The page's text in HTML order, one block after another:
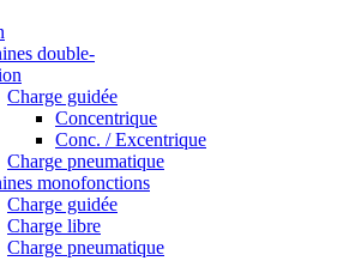
double-
Charge guidée
Concentrique
Conc. / Excentrique
Charge pneumatique
monofonctions
Charge guidée
Charge libre
Charge pneumatique